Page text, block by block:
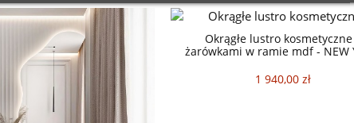
Okrągłe lustro kosmetyczne
żarówkami w ramie mdf - NEW
1 940,00 zł